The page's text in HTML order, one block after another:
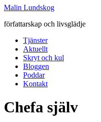
Malin Lundskog
författarskap och livsglädje
Tjänster
Aktuellt
Skryt och kul
Bloggen
Poddar
Kontakt
Chefa själv